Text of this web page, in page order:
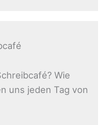
Wie
uns jeden Tag von